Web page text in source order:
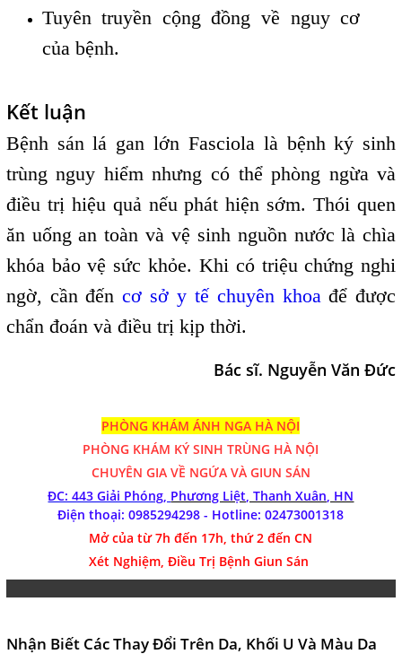
Tuyên truyền cộng đồng về nguy cơ
của bệnh.
Kết luận
Bệnh sán lá gan lớn Fasciola là bệnh ký sinh
trùng nguy hiểm nhưng có thể phòng ngừa và
điều trị hiệu quả nếu phát hiện sớm. Thói quen
ăn uống an toàn và vệ sinh nguồn nước là chìa
khóa bảo vệ sức khỏe. Khi có triệu chứng nghi
ngờ, cần đếncơ sở y tế chuyên khoađể được
chẩn đoán và điều trị kịp thời.
Bác sĩ. Nguyễn Văn Đức
PHÒNG KHÁM ÁNH NGA HÀ NỘI
PHÒNG KHÁM KÝ SINH TRÙNG HÀ NỘI
CHUYÊN GIA VỀ NGỨA VÀ GIUN SÁN
ĐC: 443 Giải Phóng, Phương Liệt, Thanh Xuân, HN
Điện thoại: 0985294298 - Hotline:02473001318
Mở của từ 7h đến 17h, thứ 2 đến CN
Xét Nghiệm, Điều Trị Bệnh Giun Sán
Nhận Biết Các Thay Đổi Trên Da, Khối U Và Màu Da